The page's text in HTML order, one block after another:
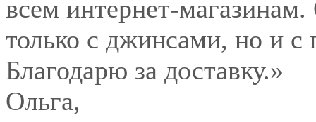
всем интернет-
только с джинсами, но и с
Благодарю за доставку.»
Ольга,